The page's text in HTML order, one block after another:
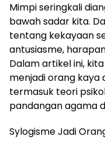
Mimpi seringkali
bawah sadar kita.
tentang kekayaan
antusiasme,
Dalam artikel ini,
menjadi orang
termasuk teori
pandangan agama
Sylogisme Jadi